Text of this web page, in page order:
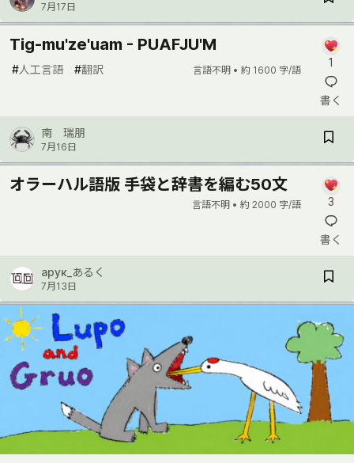
7月17日
Тig-mu'ze'uam - PUAFJU'M
#人工言語 #翻訳 言語不明 • 約 1600 字/語
1
書く
南 瑞朋
7月16日
オラーハル語版 手袋と辞書を編む50文
言語不明 • 約 2000 字/語 3
書く
арук_あるく
7月13日